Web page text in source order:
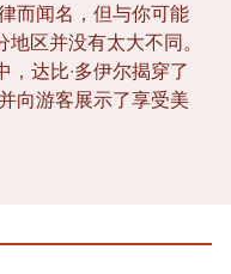
而闻名，但与你可能
区并没有太大不同。
达比·多伊尔揭穿了
向游客展示了享受美